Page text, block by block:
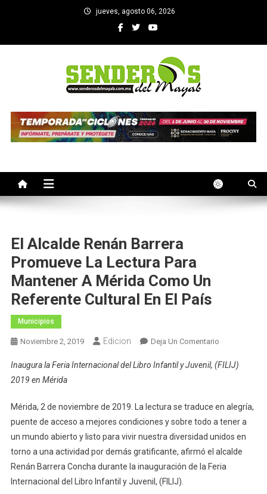
jueves, agosto 06, 2026
SENDEROS DEL MAYAB
El Alcalde Renán Barrera
Promueve La Lectura Para
Mantener A Mérida Como Un
Referente Cultural En El País
Municipios
Noviembre 2, 2019 Edicion Deja Un ComentarioEn
Alcalde
Promueve
La
Lectura
Para
Mantener
Inaugura la Feria Internacional del Libro Infantil y Juvenil, (FILIJ)
2019 en Mérida
Mérida, 2 de noviembre de 2019. La lectura se traduce en alegría,
puente de acceso a mejores condiciones y sobre todo a tener a
un mundo abierto y listo para vivir nuestra diversidad unidos en
torno a una actividad por demás gratificante, afirmó el alcalde
Renán Barrera Concha durante la inauguración de la Feria
Internacional del Libro Infantil y Juvenil, (FILIJ).